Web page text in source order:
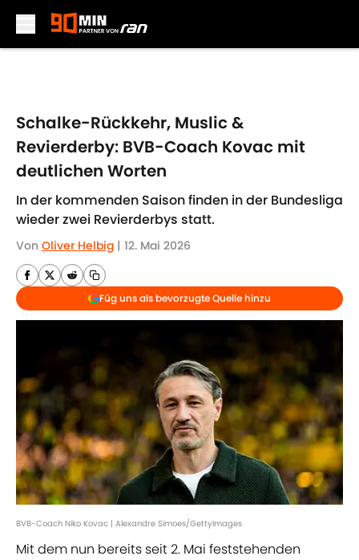
Schalke-Rückkehr, Muslic &
Revierderby: BVB-Coach Kovac mit
deutlichen Worten
In der kommenden Saison finden in der Bundesliga
wieder zwei Revierderbys statt.
Von Oliver Helbig | 12. Mai 2026
Füg uns als bevorzugte Quelle hinzu
BVB-Coach Niko Kovac | Alexandre Simoes/GettyImages
Mit dem nun bereits seit 2. Mai feststehenden